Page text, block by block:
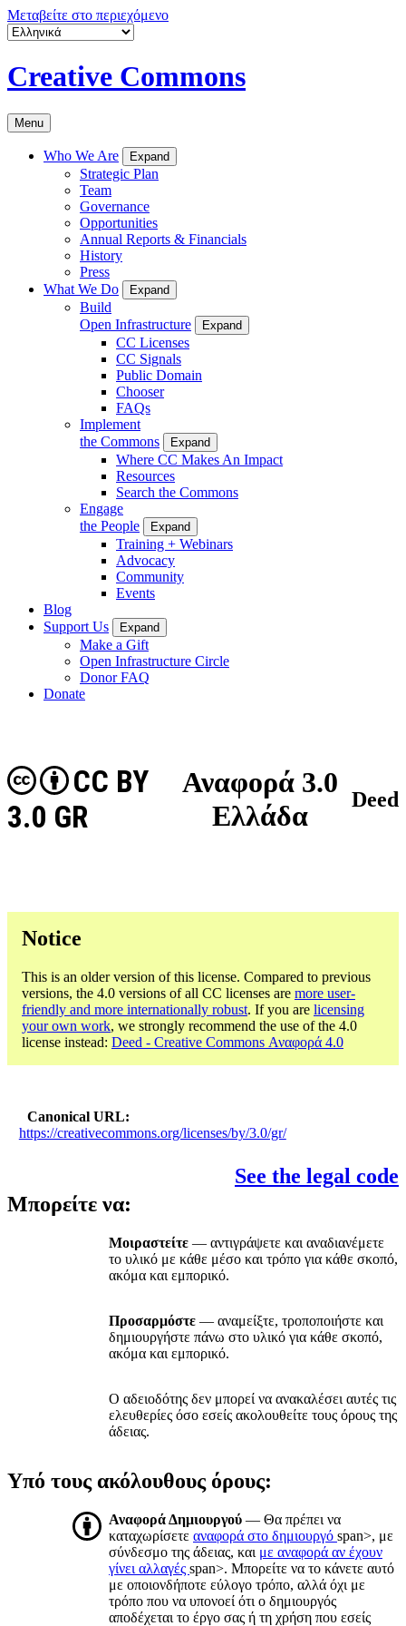
Μεταβείτε στο περιεχόμενο
Creative Commons
Menu
Who We Are Expand
Strategic Plan
Team
Governance
Opportunities
Annual Reports & Financials
History
Press
What We Do
Expand
Build
Open Infrastructure
Expand
CC Licenses
CC Signals
Public Domain
Chooser
FAQs
Implement
the Commons
Expand
Where CC Makes An Impact
Resources
Search the Commons
Engage
the People
Expand
Training + Webinars
Advocacy
Community
Events
Blog
Support Us
Expand
Make a Gift
Open Infrastructure Circle
Donor FAQ
Donate
Αναφορά 3.0
Ελλάδα
CC BY
3.0 GR
Deed
Notice
This is an older version of this license. Compared to previous
versions, the 4.0 versions of all CC licenses are more user-
friendly and more internationally robust. If you are licensing
your own work, we strongly recommend the use of the 4.0
license instead: Deed - Creative Commons Αναφορά 4.0
Canonical URL
https://creativecommons.org/licenses/by/3.0/gr/
See the legal code
Μπορείτε να:
Μοιραστείτε — αντιγράψετε και αναδιανέμετε
το υλικό με κάθε μέσο και τρόπο για κάθε σκοπό,
ακόμα και εμπορικό.
Προσαρμόστε — αναμείξτε, τροποποιήστε και
δημιουργήστε πάνω στο υλικό για κάθε σκοπό,
ακόμα και εμπορικό.
Ο αδειοδότης δεν μπορεί να ανακαλέσει αυτές τις
ελευθερίες όσο εσείς ακολουθείτε τους όρους της
άδειας.
Υπό τους ακόλουθους όρους:
Αναφορά Δημιουργού — Θα πρέπει να
καταχωρίσετε αναφορά στο δημιουργό span>, με
σύνδεσμο της άδειας, και με αναφορά αν έχουν
γίνει αλλαγές span>. Μπορείτε να το κάνετε αυτό
με οποιονδήποτε εύλογο τρόπο, αλλά όχι με
τρόπο που να υπονοεί ότι ο δημιουργός
αποδέχεται το έργο σας ή τη χρήση που εσείς